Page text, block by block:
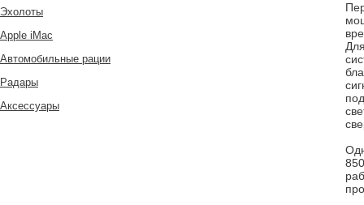
Эхолоты
Apple iMac
Автомобильные рации
Радары
Аксессуары